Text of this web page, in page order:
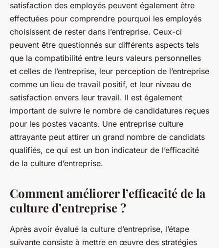
satisfaction des employés peuvent également être
effectuées pour comprendre pourquoi les employés
choisissent de rester dans l’entreprise. Ceux-ci
peuvent être questionnés sur différents aspects tels
que la compatibilité entre leurs valeurs personnelles
et celles de l’entreprise, leur perception de l’entreprise
comme un lieu de travail positif, et leur niveau de
satisfaction envers leur travail. Il est également
important de suivre le nombre de candidatures reçues
pour les postes vacants. Une entreprise culture
attrayante peut attirer un grand nombre de candidats
qualifiés, ce qui est un bon indicateur de l’efficacité
de la culture d’entreprise.
Comment améliorer l’efficacité de la
culture d’entreprise ?
Après avoir évalué la culture d’entreprise, l’étape
suivante consiste à mettre en œuvre des stratégies